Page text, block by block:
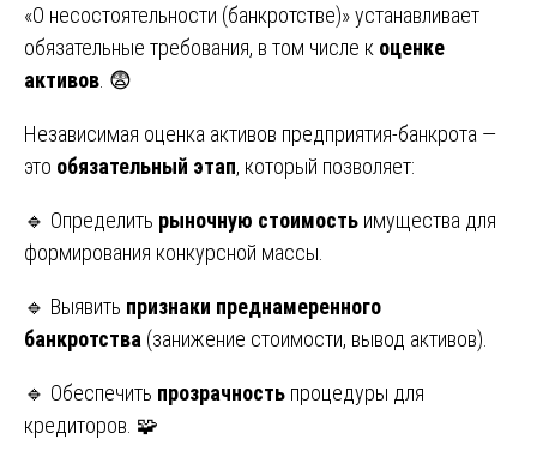
«О несостоятельности (банкротстве)» устанавливает
обязательные требования, в том числе к оценке
активов . 😨
Независимая оценка активов предприятия-банкрота —
это обязательный этап, который позволяет:
🔹 Определить рыночную стоимость имущества для
формирования конкурсной массы.
🔹 Выявить признаки преднамеренного
банкротства (занижение стоимости, вывод активов).
🔹 Обеспечить прозрачность процедуры для
кредиторов. 🧩